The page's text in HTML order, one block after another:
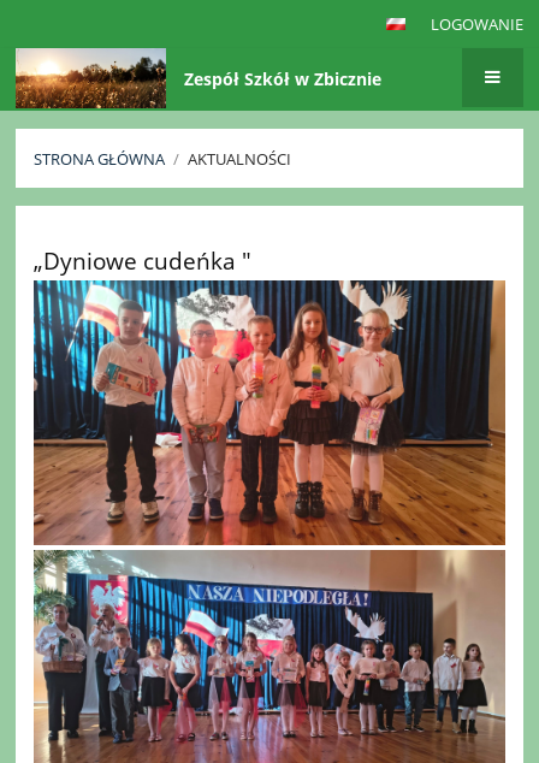
LOGOWANIE
Zespół Szkół w Zbicznie
STRONA GŁÓWNA / AKTUALNOŚCI
„Dyniowe cudeńka "